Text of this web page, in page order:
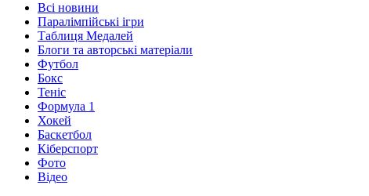
Всі новини
Паралімпійські ігри
Таблиця Медалей
Блоги та авторські матеріали
Футбол
Бокс
Теніс
Формула 1
Хокей
Баскетбол
Кіберспорт
Фото
Відео